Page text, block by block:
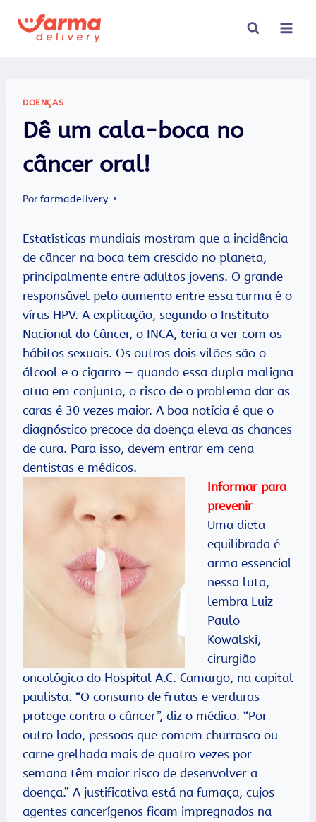
para
DOENÇAS
Dê um cala-boca no
câncer oral!
Porfarmadelivery
Estatísticas mundiais mostram que a incidência
de câncer na boca tem crescido no planeta,
principalmente entre adultos jovens. O grande
responsável pelo aumento entre essa turma é o
vírus HPV. A explicação, segundo o Instituto
Nacional do Câncer, o INCA, teria a ver com os
hábitos sexuais. Os outros dois vilões são o
álcool e o cigarro — quando essa dupla maligna
atua em conjunto, o risco de o problema dar as
caras é 30 vezes maior. A boa notícia é que o
diagnóstico precoce da doença eleva as chances
de cura. Para isso, devem entrar em cena
dentistas e médicos.
Informar para
prevenir
Uma dieta
equilibrada é
arma essencial
nessa luta,
lembra Luiz
Paulo
Kowalski,
cirurgião
oncológico do Hospital A.C. Camargo, na capital
paulista. “O consumo de frutas e verduras
protege contra o câncer”, diz o médico. “Por
outro lado, pessoas que comem churrasco ou
carne grelhada mais de quatro vezes por
semana têm maior risco de desenvolver a
doença.” A justificativa está na fumaça, cujos
agentes cancerígenos ficam impregnados na